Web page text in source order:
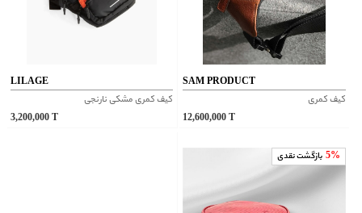
LILAGE
کیف کمری مشکی نارنجی
3,200,000
SAM PRODUCT
کیف کمری
12,600,000
5% بازگشت نقدی